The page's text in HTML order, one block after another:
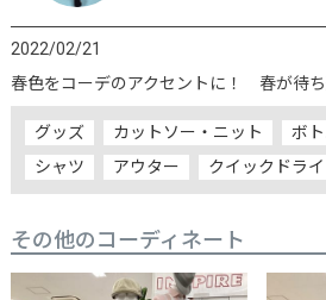
2022/02/21
春色をコーデのアクセントに！　春が待
グッズ カットソー・ニット ボ
シャツ
アウター クイックドライ
その他のコーディネート